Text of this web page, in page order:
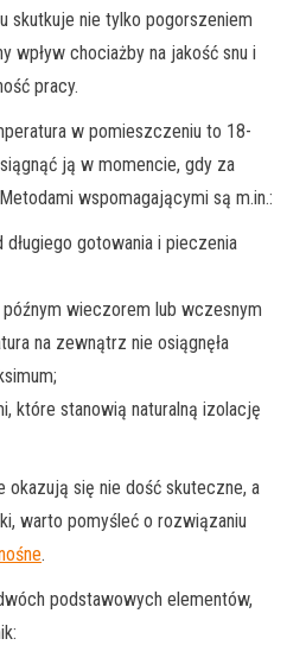
skutkuje nie tylko pogorszeniem
wpływ chociażby na jakość snu i
pracy.
w pomieszczeniu to 18-
ją w momencie, gdy za
wspomagającymi są m.in.:
gotowania i pieczenia
wieczorem lub wczesnym
na zewnątrz nie osiągnęła
które stanowią naturalną izolację
okazują się nie dość skuteczne, a
warto pomyśleć o rozwiązaniu
.
podstawowych elementów,